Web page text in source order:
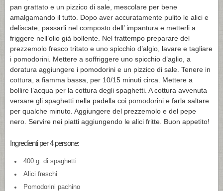
pan grattato e un pizzico di sale, mescolare per bene
amalgamando il tutto. Dopo aver accuratamente pulito le alici e
deliscate, passarli nel composto dell’ impantura e metterli a
friggere nell’olio già bollente. Nel frattempo preparare del
prezzemolo fresco tritato e uno spicchio d’algio, lavare e tagliare
i pomodorini. Mettere a soffriggere uno spicchio d’aglio, a
doratura aggiungere i pomodorini e un pizzico di sale. Tenere in
cottura, a fiamma bassa, per 10/15 minuti circa. Mettere a
bollire l’acqua per la cottura degli spaghetti. A cottura avvenuta
versare gli spaghetti nella padella coi pomodorini e farla saltare
per qualche minuto. Aggiungere del prezzemolo e del pepe
nero. Servire nei piatti aggiungendo le alici fritte. Buon appetito!
Ingredienti per 4 persone:
400 g. di spaghetti
Alici freschi
Pomodorini pachino